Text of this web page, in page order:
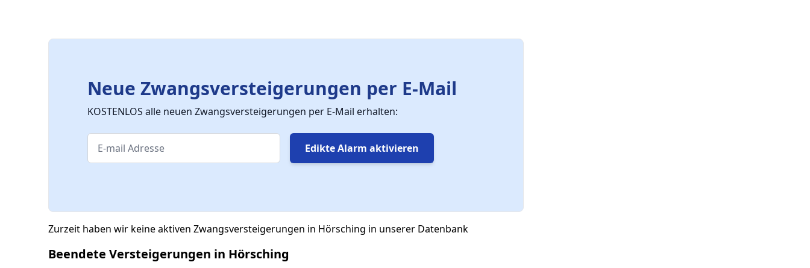
Neue Zwangsversteigerungen per E-Mail
KOSTENLOS alle neuen Zwangsversteigerungen per E-Mail erhalten:
Edikte Alarm aktivieren
Zurzeit haben wir keine aktiven Zwangsversteigerungen in Hörsching in unserer Datenbank
Beendete Versteigerungen in Hörsching